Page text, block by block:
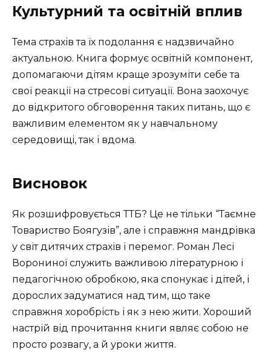
Культурний та освітній вплив
Тема страхів та їх подолання є надзвичайно
актуальною. Книга формує освітній компонент,
допомагаючи дітям краще зрозуміти себе та
свої реакції на стресові ситуації. Вона заохочує
до відкритого обговорення таких питань, що є
важливим елементом як у навчальному
середовищі, так і вдома.
Висновок
Як розшифровується ТТБ? Це не тільки “Таємне
Товариство Боягузів”, але і справжня мандрівка
у світ дитячих страхів і перемог. Роман Лесі
Ворониної служить важливою літературною і
педагогічною обробкою, яка спонукає і дітей, і
дорослих задуматися над тим, що таке
справжня хоробрість і як з нею жити. Хороший
настрій від прочитання книги являє собою не
просто розвагу, а й уроки життя.